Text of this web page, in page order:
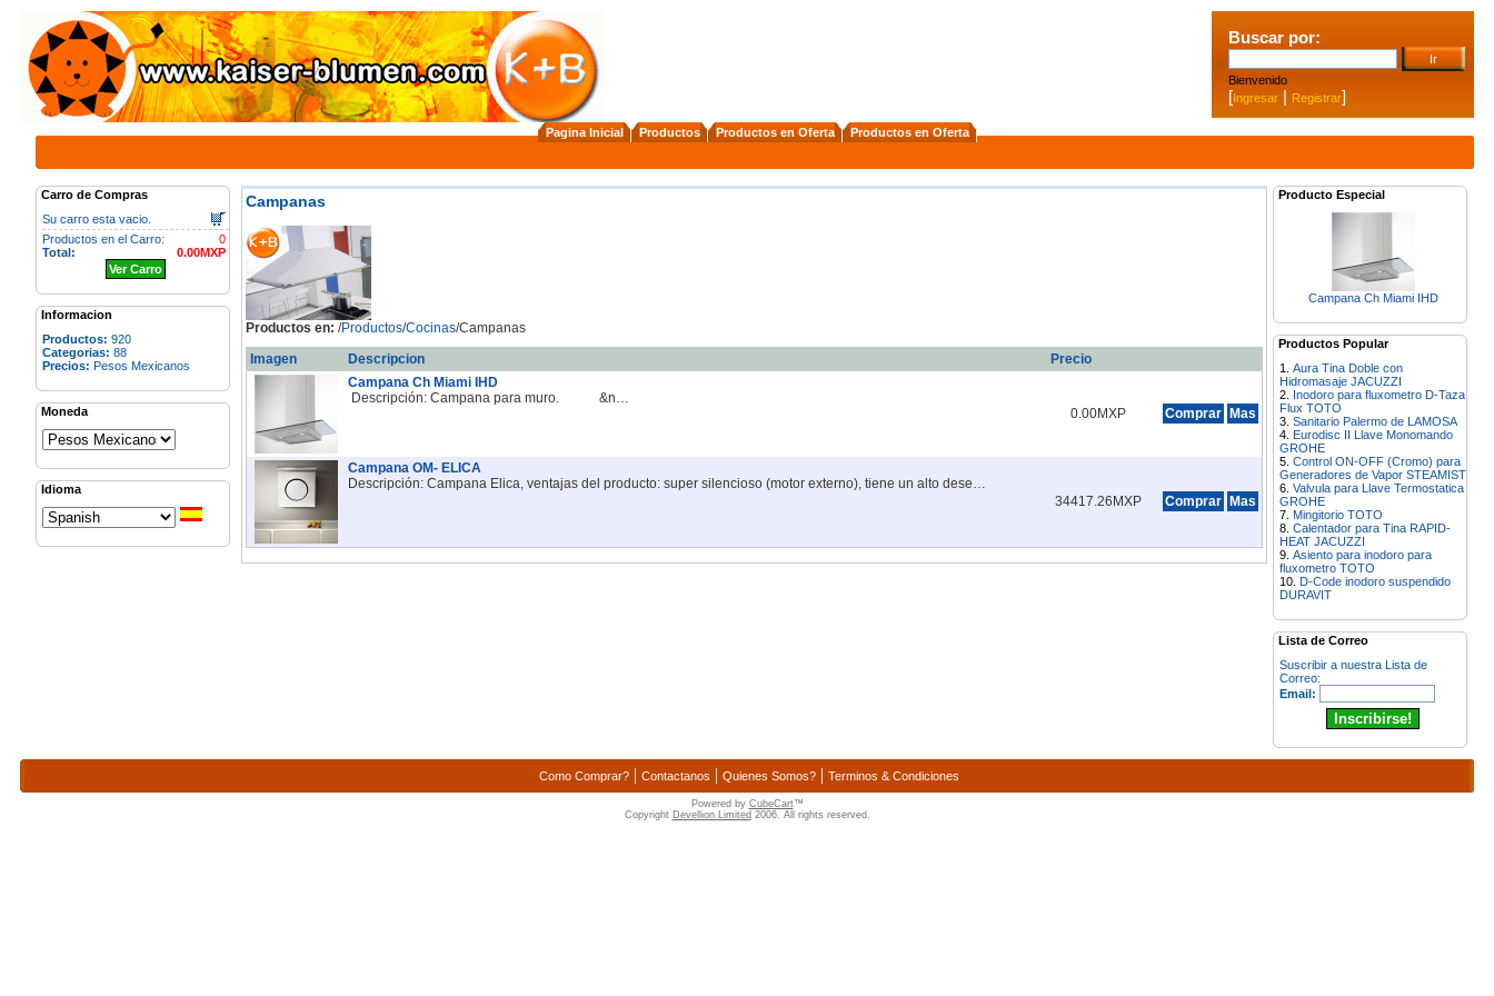
Buscar por:
Bienvenido
[Ingresar | Registrar]
Pagina Inicial Productos Productos en Oferta Productos en Oferta
Carro de Compras
Su carro esta vacio.
0
Productos en el Carro:
0.00MXP
Total:
Ver Carro
Informacion
Productos: 920
Categorias: 88
Precios: Pesos Mexicanos
Moneda
Idioma
Campanas
Productos en: /Productos/Cocinas/Campanas
Imagen
Descripcion
Precio
Campana Ch Miami IHD
Descripción: Campana para muro. &n…
0.00MXP
Comprar Mas
Campana OM- ELICA
Descripción: Campana Elica, ventajas del producto: super silencioso (motor externo), tiene un alto dese…
34417.26MXP
Comprar Mas
Producto Especial
Campana Ch Miami IHD
Productos Popular
Aura Tina Doble con
Hidromasaje JACUZZI
Inodoro para fluxometro D-Taza
Flux TOTO
Sanitario Palermo de LAMOSA
Eurodisc II Llave Monomando
GROHE
Control ON-OFF (Cromo) para
Generadores de Vapor STEAMIST
Valvula para Llave Termostatica
GROHE
Mingitorio TOTO
Calentador para Tina RAPID-
HEAT JACUZZI
Asiento para inodoro para
fluxometro TOTO
D-Code inodoro suspendido
DURAVIT
Lista de Correo
Suscribir a nuestra Lista de
Correo:
Email:
Como Comprar? | Contactanos | Quienes Somos? | Terminos & Condiciones
Powered by CubeCart™
Copyright Devellion Limited 2006. All rights reserved.